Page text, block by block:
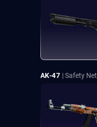
AK-47 | Safety Net